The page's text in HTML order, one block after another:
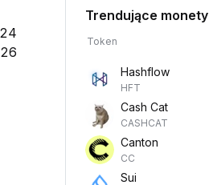
Trendujące monety
Token
Hashflow
HFT
Cash Cat
CASHCAT
Canton
CC
Sui